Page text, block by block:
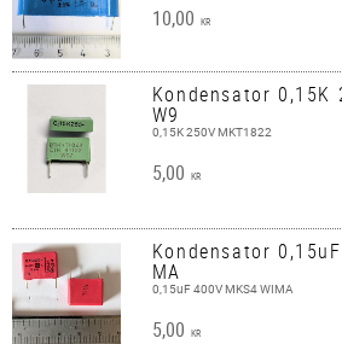
10,00 KR
Kondensator 0,15K
W9
0,15K 250V MKT1822
5,00 KR
Kondensator
MA
0,15uF 400V MKS4 WIMA
5,00 KR